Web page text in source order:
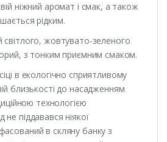
ніжний аромат і смак, а також
рідким.
світлого, жовтувато-зеленого
з тонким приємним смаком.
в екологічно сприятливому
близькості до насадженням
технологією
піддавався ніякої
в скляну банку з